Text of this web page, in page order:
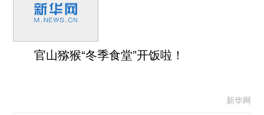
官山猕猴“冬季食堂”开饭啦！
新华网